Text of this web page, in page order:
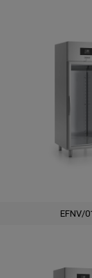
EFNV/